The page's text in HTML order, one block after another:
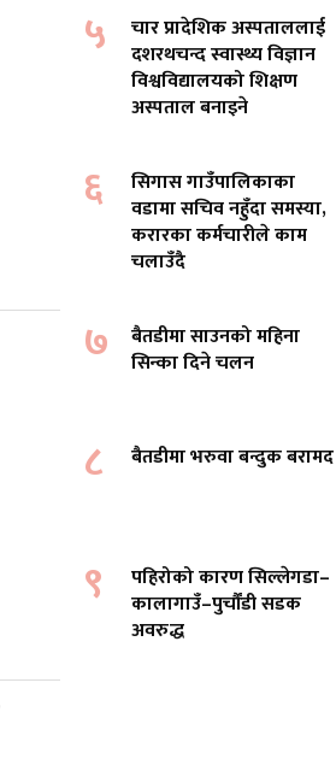
५
चार प्रादेशिक अस्पताललाई
दशरथचन्द स्वास्थ्य विज्ञान
विश्वविद्यालयको शिक्षण
अस्पताल बनाइने
६
सिगास गाउँपालिकाका
वडामा सचिव नहुँदा समस्या,
करारका कर्मचारीले काम
चलाउँदै
७
बैतडीमा साउनको महिना
सिन्का दिने चलन
८ बैतडीमा भरुवा बन्दुक बरामद
९
पहिरोको कारण सिल्लेगडा–
कालागाउँ–पुर्चौंडी सडक
अवरुद्ध